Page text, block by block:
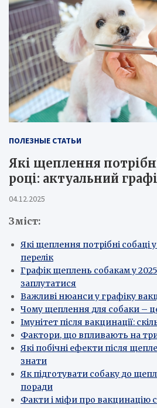
ПОЛЕЗНЫЕ СТАТЬИ
Які щеплення
році: актуальний
04.12.2025
Зміст:
Які щеплення потрібні собаці
перелік
Графік щеплень собакам у
заплутатися
Важливі нюанси у графіку
Чому щеплення для собаки –
Імунітет після вакцинації:
Фактори, що впливають на
Які побічні ефекти після
знати
Як підготувати собаку до
поради
Факти і міфи про вакцинацію